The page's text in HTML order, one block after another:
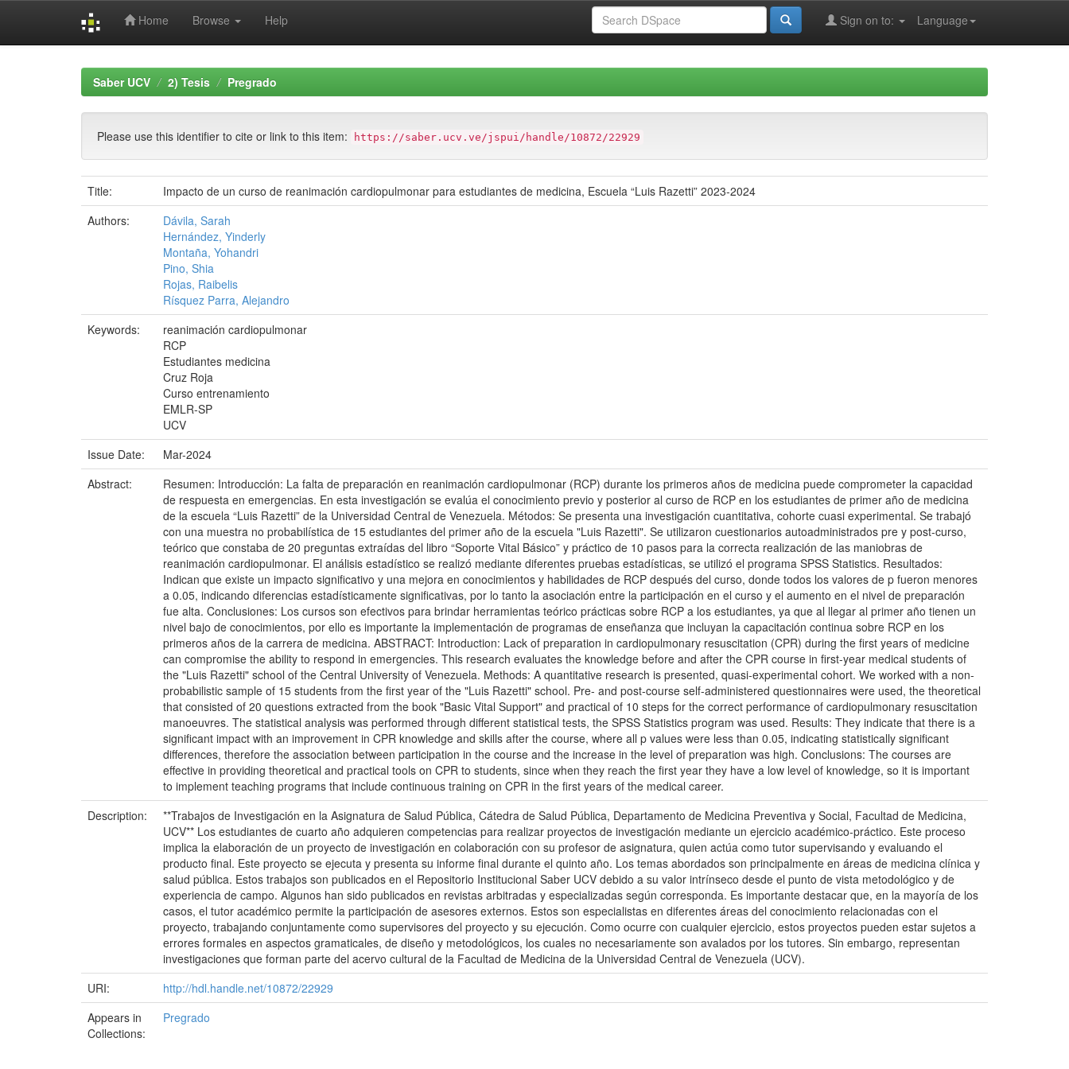
Home Browse Help Language
Sign on to:
Saber UCV 2) Tesis Pregrado
Please use this identifier to cite or link to this item: https://saber.ucv.ve/jspui/handle/10872/22929
Title:
Impacto de un curso de reanimación cardiopulmonar para estudiantes de medicina, Escuela “Luis Razetti” 2023-2024
Authors:
Dávila, Sarah
Hernández, Yinderly
Montaña, Yohandri
Pino, Shia
Rojas, Raibelis
Rísquez Parra, Alejandro
Keywords:
reanimación cardiopulmonar
RCP
Estudiantes medicina
Cruz Roja
Curso entrenamiento
EMLR-SP
UCV
Issue Date:
Mar-2024
Abstract:
Resumen: Introducción: La falta de preparación en reanimación cardiopulmonar (RCP) durante los primeros años de medicina puede comprometer la capacidad
de respuesta en emergencias. En esta investigación se evalúa el conocimiento previo y posterior al curso de RCP en los estudiantes de primer año de medicina
de la escuela “Luis Razetti” de la Universidad Central de Venezuela. Métodos: Se presenta una investigación cuantitativa, cohorte cuasi experimental. Se trabajó
con una muestra no probabilística de 15 estudiantes del primer año de la escuela "Luis Razetti". Se utilizaron cuestionarios autoadministrados pre y post-curso,
teórico que constaba de 20 preguntas extraídas del libro “Soporte Vital Básico” y práctico de 10 pasos para la correcta realización de las maniobras de
reanimación cardiopulmonar. El análisis estadístico se realizó mediante diferentes pruebas estadísticas, se utilizó el programa SPSS Statistics. Resultados:
Indican que existe un impacto significativo y una mejora en conocimientos y habilidades de RCP después del curso, donde todos los valores de p fueron menores
a 0.05, indicando diferencias estadísticamente significativas, por lo tanto la asociación entre la participación en el curso y el aumento en el nivel de preparación
fue alta. Conclusiones: Los cursos son efectivos para brindar herramientas teórico prácticas sobre RCP a los estudiantes, ya que al llegar al primer año tienen un
nivel bajo de conocimientos, por ello es importante la implementación de programas de enseñanza que incluyan la capacitación continua sobre RCP en los
primeros años de la carrera de medicina. ABSTRACT: Introduction: Lack of preparation in cardiopulmonary resuscitation (CPR) during the first years of medicine
can compromise the ability to respond in emergencies. This research evaluates the knowledge before and after the CPR course in first-year medical students of
the "Luis Razetti" school of the Central University of Venezuela. Methods: A quantitative research is presented, quasi-experimental cohort. We worked with a non-
probabilistic sample of 15 students from the first year of the "Luis Razetti" school. Pre- and post-course self-administered questionnaires were used, the theoretical
that consisted of 20 questions extracted from the book "Basic Vital Support" and practical of 10 steps for the correct performance of cardiopulmonary resuscitation
manoeuvres. The statistical analysis was performed through different statistical tests, the SPSS Statistics program was used. Results: They indicate that there is a
significant impact with an improvement in CPR knowledge and skills after the course, where all p values were less than 0.05, indicating statistically significant
differences, therefore the association between participation in the course and the increase in the level of preparation was high. Conclusions: The courses are
effective in providing theoretical and practical tools on CPR to students, since when they reach the first year they have a low level of knowledge, so it is important
to implement teaching programs that include continuous training on CPR in the first years of the medical career.
Description:
**Trabajos de Investigación en la Asignatura de Salud Pública, Cátedra de Salud Pública, Departamento de Medicina Preventiva y Social, Facultad de Medicina,
UCV** Los estudiantes de cuarto año adquieren competencias para realizar proyectos de investigación mediante un ejercicio académico-práctico. Este proceso
implica la elaboración de un proyecto de investigación en colaboración con su profesor de asignatura, quien actúa como tutor supervisando y evaluando el
producto final. Este proyecto se ejecuta y presenta su informe final durante el quinto año. Los temas abordados son principalmente en áreas de medicina clínica y
salud pública. Estos trabajos son publicados en el Repositorio Institucional Saber UCV debido a su valor intrínseco desde el punto de vista metodológico y de
experiencia de campo. Algunos han sido publicados en revistas arbitradas y especializadas según corresponda. Es importante destacar que, en la mayoría de los
casos, el tutor académico permite la participación de asesores externos. Estos son especialistas en diferentes áreas del conocimiento relacionadas con el
proyecto, trabajando conjuntamente como supervisores del proyecto y su ejecución. Como ocurre con cualquier ejercicio, estos proyectos pueden estar sujetos a
errores formales en aspectos gramaticales, de diseño y metodológicos, los cuales no necesariamente son avalados por los tutores. Sin embargo, representan
investigaciones que forman parte del acervo cultural de la Facultad de Medicina de la Universidad Central de Venezuela (UCV).
URI:
http://hdl.handle.net/10872/22929
Appears in
Collections:
Pregrado